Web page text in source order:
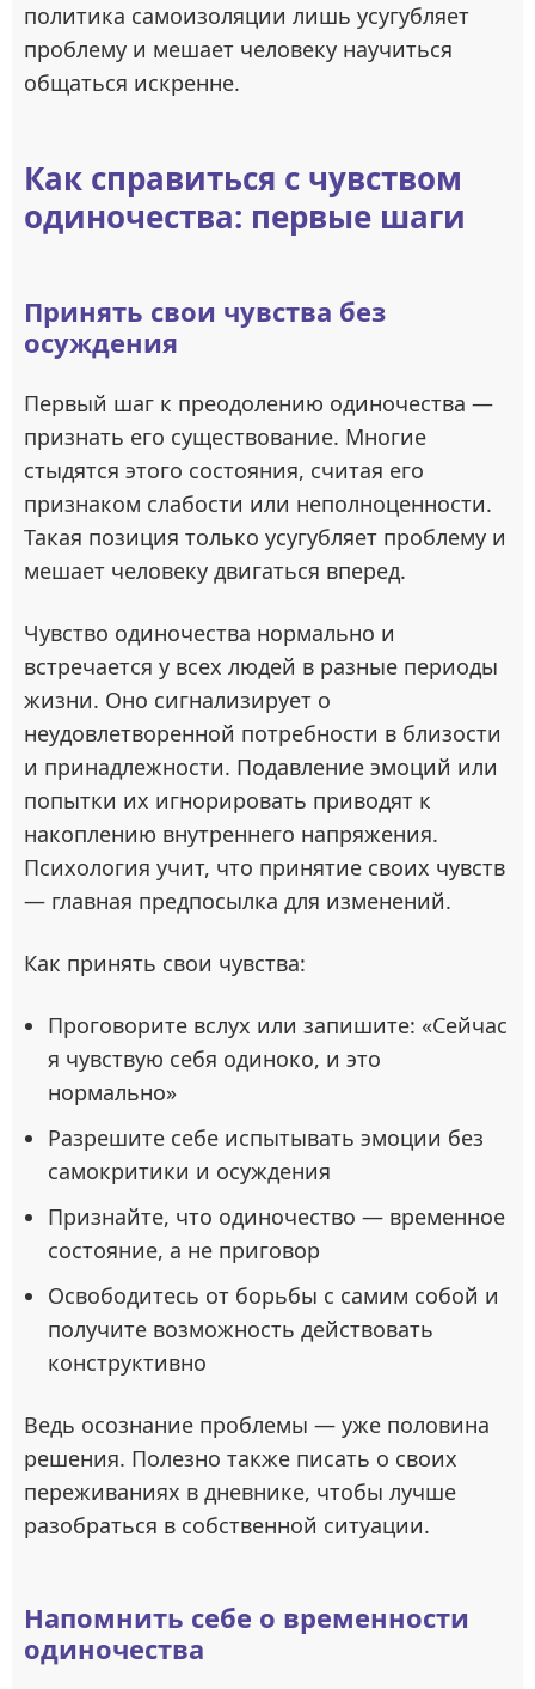
политика самоизоляции лишь усугубляет
проблему и мешает человеку научиться
общаться искренне.
Как справиться с чувством
одиночества: первые шаги
Принять свои чувства без
осуждения
Первый шаг к преодолению одиночества —
признать его существование. Многие
стыдятся этого состояния, считая его
признаком слабости или неполноценности.
Такая позиция только усугубляет проблему и
мешает человеку двигаться вперед.
Чувство одиночества нормально и
встречается у всех людей в разные периоды
жизни. Оно сигнализирует о
неудовлетворенной потребности в близости
и принадлежности. Подавление эмоций или
попытки их игнорировать приводят к
накоплению внутреннего напряжения.
Психология учит, что принятие своих чувств
— главная предпосылка для изменений.
Как принять свои чувства:
Проговорите вслух или запишите: «Сейчас
я чувствую себя одиноко, и это
нормально»
Разрешите себе испытывать эмоции без
самокритики и осуждения
Признайте, что одиночество — временное
состояние, а не приговор
Освободитесь от борьбы с самим собой и
получите возможность действовать
конструктивно
Ведь осознание проблемы — уже половина
решения. Полезно также писать о своих
переживаниях в дневнике, чтобы лучше
разобраться в собственной ситуации.
Напомнить себе о временности
одиночества